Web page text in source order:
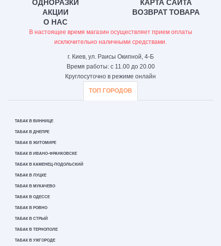
ОДНОРАЗКИ
АКЦИИ
О НАС
КАРТА САЙТА
ВОЗВРАТ ТОВАРА
В настоящее время магазин осуществляет прием оплаты
исключительно наличными средствами.
г. Киев, ул. Раисы Окипной, 4-Б
Время работы: с 11.00 до 20.00
Круглосуточно в режиме онлайн
ТОП ГОРОДОВ
ТАБАК В ВИННИЦЕ
ТАБАК В ДНЕПРЕ
ТАБАК В ЖИТОМИРЕ
ТАБАК В ИВАНО-ФРАНКОВСКЕ
ТАБАК В КАМЕНЕЦ-ПОДОЛЬСКИЙ
ТАБАК В ЛУЦКЕ
ТАБАК В МУКАЧЕВО
ТАБАК В ОДЕССЕ
ТАБАК В РОВНО
ТАБАК В СТРЫЙ
ТАБАК В ТЕРНОПОЛЕ
ТАБАК В УЖГОРОДЕ